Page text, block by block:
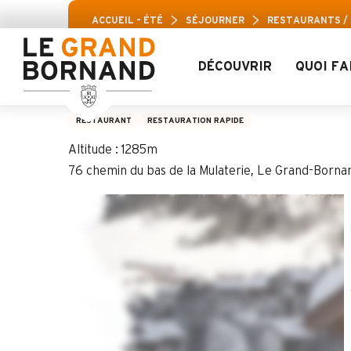
au
contenu
principal
Pass Loisirs
DÉCOUVRIR QUOI
ACCUEIL – ÉTÉ SÉJOURNER RESTAURANTS /
Snack-Bar La
RESTAURANT RESTAURATION RAPIDE
Altitude : 1285m
76 chemin du bas de la Mulaterie, Le Grand-